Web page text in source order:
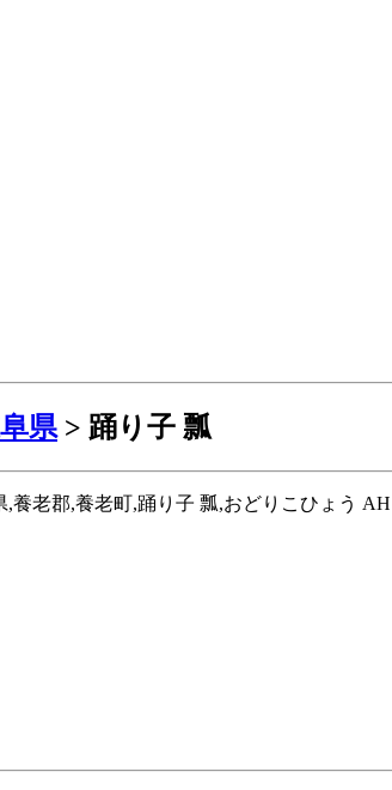
県> 踊り子 瓢
,養老郡,養老町,踊り子 瓢,おどりこひょう